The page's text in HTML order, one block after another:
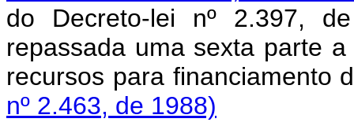
do Decreto-lei nº 2.397,
repassada uma sexta parte
recursos para
nº 2.463, de 1988)